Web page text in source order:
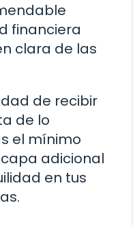
financiera
clara de las
de recibir
de lo
el mínimo
adicional
en tus